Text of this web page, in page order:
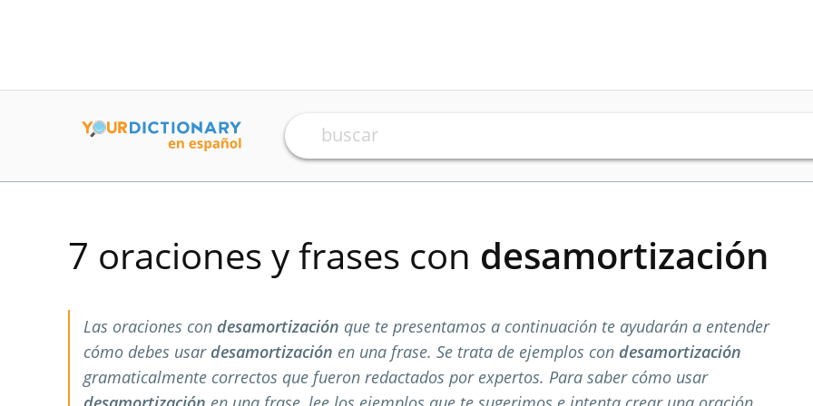
7 oraciones y frases con desamortización
Las oraciones con desamortización que te presentamos a continuación te ayudarán a entender
cómo debes usardesamortización en una frase. Se trata de ejemplos con desamortización
gramaticalmente correctos que fueron redactados por expertos. Para saber cómo usar